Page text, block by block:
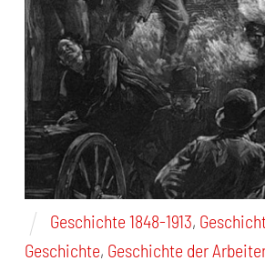
Geschichte 1848-1913,
Geschichte, Geschichte der